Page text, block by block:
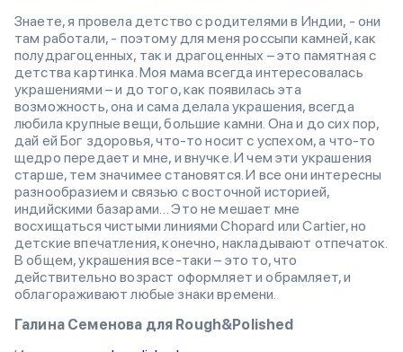
Знаете, я провела детство с родителями в Индии, - они
там работали, - поэтому для меня россыпи камней, как
полудрагоценных, так и драгоценных – это памятная с
детства картинка. Моя мама всегда интересовалась
украшениями – и до того, как появилась эта
возможность, она и сама делала украшения, всегда
любила крупные вещи, большие камни. Она и до сих пор,
дай ей Бог здоровья, что-то носит с успехом, а что-то
щедро передает и мне, и внучке. И чем эти украшения
старше, тем значимее становятся. И все они интересны
разнообразием и связью с восточной историей,
индийскими базарами… Это не мешает мне
восхищаться чистыми линиями Chopard или Cartier, но
детские впечатления, конечно, накладывают отпечаток.
В общем, украшения все-таки – это то, что
действительно возраст оформляет и обрамляет, и
облагораживают любые знаки времени.
ГалинаСеменова для Rough&Polished